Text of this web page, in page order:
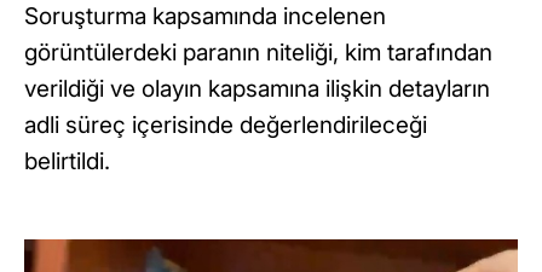
Soruşturma kapsamında incelenen
görüntülerdeki paranın niteliği, kim tarafından
verildiği ve olayın kapsamına ilişkin detayların
adli süreç içerisinde değerlendirileceği
belirtildi.